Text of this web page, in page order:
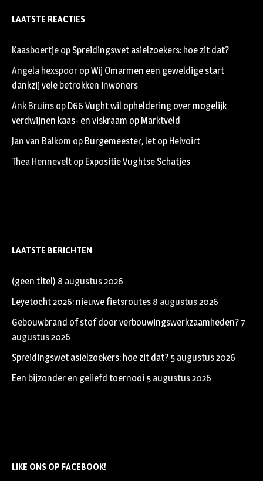
LAATSTE REACTIES
Kaasboertje op Spreidingswet asielzoekers: hoe zit dat?
Angela hexspoor opWij Omarmen een geweldige start
dankzij vele betrokken inwoners
Ank Bruins op D66 Vught wil opheldering over mogelijk
verdwijnen kaas- en viskraam op Marktveld
Jan van Balkom op Burgemeester, let op Helvoirt
Thea Hennevelt op Expositie Vughtse Schatjes
LAATSTE BERICHTEN
(geen titel) 8 augustus 2026
Leyetocht 2026: nieuwe fietsroutes 8 augustus 2026
Gebouwbrand of stof door verbouwingswerkzaamheden?7
augustus 2026
Spreidingswet asielzoekers: hoe zit dat? 5 augustus 2026
Een bijzonder en geliefd toernooi 5 augustus 2026
LIKE ONS OP FACEBOOK!